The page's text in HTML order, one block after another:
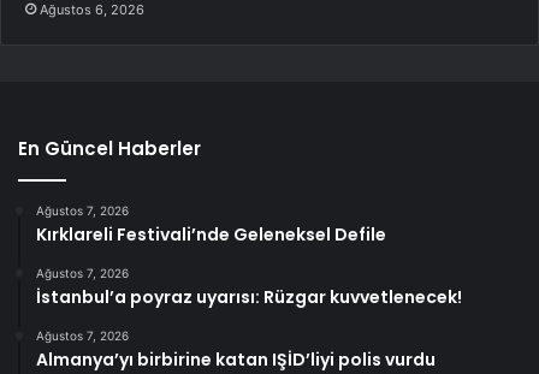
Ağustos 6, 2026
En Güncel Haberler
Ağustos 7, 2026
Kırklareli Festivali’nde Geleneksel Defile
Ağustos 7, 2026
İstanbul’a poyraz uyarısı: Rüzgar kuvvetlenecek!
Ağustos 7, 2026
Almanya’yı birbirine katan IŞİD’liyi polis vurdu